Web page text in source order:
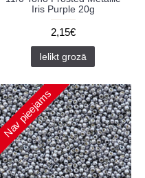
Iris Purple 20g
2,15€
Ielikt grozā
Nav pieejams